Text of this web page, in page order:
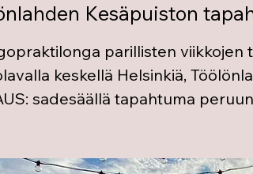
Kesäpuiston
parillisten viikkojen
keskellä Helsinkiä,
sadesäällä tapahtuma